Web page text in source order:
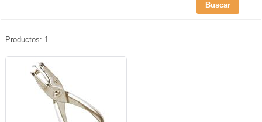
Buscar
Productos: 1
MAE-PER-P1-MAE